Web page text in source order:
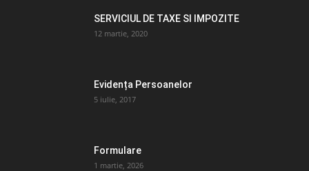
SERVICIUL DE TAXE SI IMPOZITE
12 martie, 2020
Evidența Persoanelor
5 iulie, 2017
Formulare
1 martie, 2026